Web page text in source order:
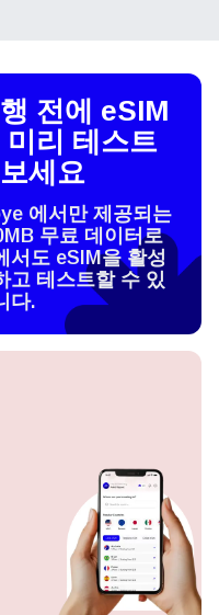
전에 eSIM
미리 테스트
세요
에서만 제공되는
무료 데이터로
서도 eSIM을 활성
고 테스트할 수 있
다.